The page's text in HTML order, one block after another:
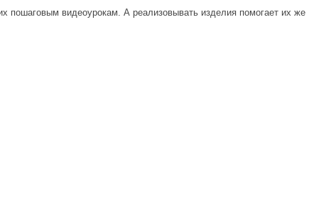
пошаговым видеоурокам. А реализовывать изделия помогает их же